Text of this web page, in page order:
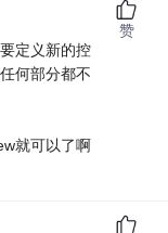
定义新的控
何部分都不
就可以了啊
赞